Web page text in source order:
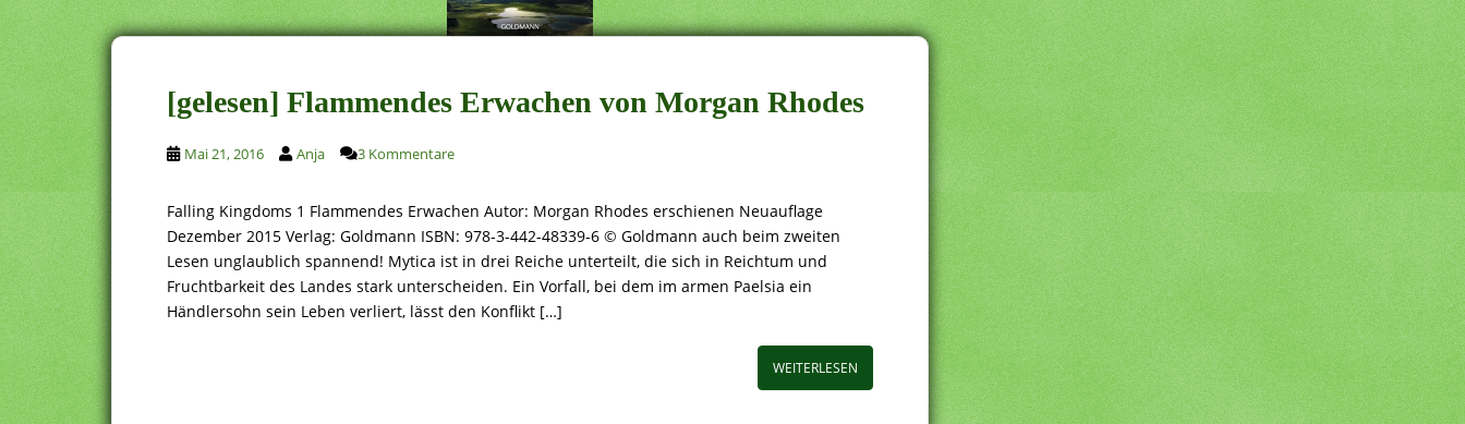
[gelesen] Flammendes Erwachen von Morgan Rhodes
Mai 21, 2016 Anja 3 Kommentare
Falling Kingdoms 1 Flammendes Erwachen Autor: Morgan Rhodes erschienen Neuauflage
Dezember 2015 Verlag: Goldmann ISBN: 978-3-442-48339-6 © Goldmann auch beim zweiten
Lesen unglaublich spannend! Mytica ist in drei Reiche unterteilt, die sich in Reichtum und
Fruchtbarkeit des Landes stark unterscheiden. Ein Vorfall, bei dem im armen Paelsia ein
Händlersohn sein Leben verliert, lässt den Konflikt […]
WEITERLESEN